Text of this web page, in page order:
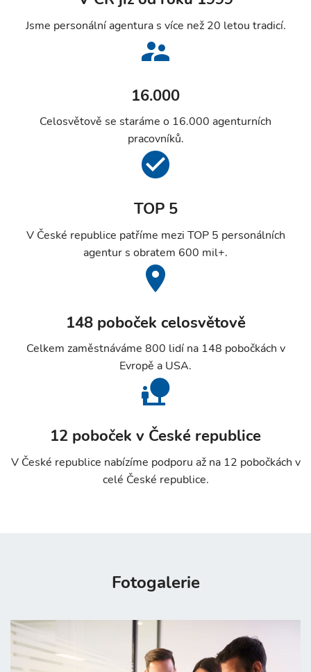
Jsme personální agentura s více než 20 letou tradicí.
16.000
Celosvětově se staráme o 16.000 agenturních
pracovníků.
TOP 5
V České republice patříme mezi TOP 5 personálních
agentur s obratem 600 mil+.
148 poboček celosvětově
Celkem zaměstnáváme 800 lidí na 148 pobočkách v
Evropě a USA.
12 poboček v České republice
V České republice nabízíme podporu až na 12 pobočkách v
celé České republice.
Fotogalerie